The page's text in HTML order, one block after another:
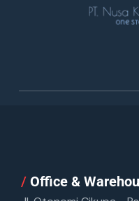
/ Office &